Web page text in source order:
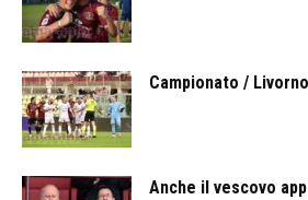
Campionato /
Anche il vescovo